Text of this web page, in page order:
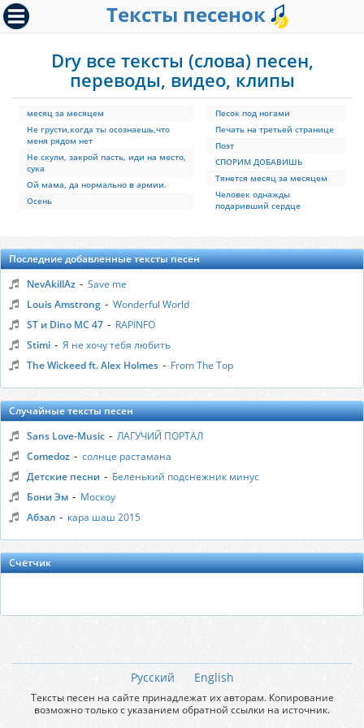
Тексты песенок
Dry все тексты (слова) песен,
переводы, видео, клипы
месяц за месяцем
Не грусти,когда ты осознаешь,что
меня рядом нет
Не скули, закрой пасть, иди на место,
сука
Ой мама, да нормально в армии.
Осень
Песок под ногами
Печать на третьей странице
Поэт
СПОРИМ ДОБАВИШЬ
Тянется месяц за месяцем
Человек однажды
подаривший сердце
Последние добавленные тексты песен
NevAkillAz - Save me
Louis Amstrong - Wonderful World
ST и Dino MC 47 - RAPINFO
Stimi - Я не хочу тебя любить
The Wickeed ft. Alex Holmes - From The Top
Случайные тексты песен
Sans Love-Music - ЛАГУЧИЙ ПОРТАЛ
Comedoz - солнце растамана
Детские песни - Беленький подснежник минус
Бони Эм - Москоу
Абзал - кара шаш 2015
Счётчик
Русский English
Тексты песен на сайте принадлежат их авторам. Копирование
возможно только с указанием обратной ссылки на источник.